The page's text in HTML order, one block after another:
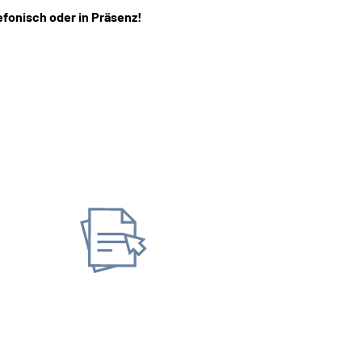
oder in Präsenz!